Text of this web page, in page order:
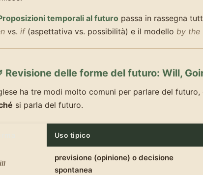
temporali al futuro passa in rassegna
vs. if(aspettativa vs. possibilità) e il modello by the
Revisione delle forme del futuro: Will,
ha tre modi molto comuni per parlare del
si parla del futuro.
Uso tipico
previsione (opinione) o decisione
spontanea